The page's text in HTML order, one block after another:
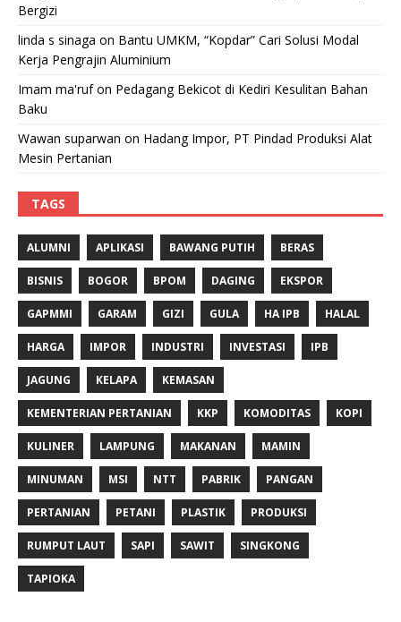
Bergizi
linda s sinaga on Bantu UMKM, “Kopdar” Cari Solusi Modal
Kerja Pengrajin Aluminium
Imam ma'rufon Pedagang Bekicot di Kediri Kesulitan Bahan
Baku
Wawan suparwan on Hadang Impor, PT Pindad Produksi Alat
Mesin Pertanian
TAGS
ALUMNI APLIKASI BAWANG PUTIH BERAS
BISNIS BOGOR BPOM DAGING EKSPOR
GAPMMI GARAM GIZI GULA HA IPB HALAL
HARGA IMPOR INDUSTRI INVESTASI IPB
JAGUNG KELAPA KEMASAN
KEMENTERIAN PERTANIAN KKP KOMODITAS KOPI
KULINER LAMPUNG MAKANAN MAMIN
MINUMAN MSI NTT PABRIK PANGAN
PERTANIAN PETANI PLASTIK PRODUKSI
RUMPUT LAUT SAPI SAWIT SINGKONG
TAPIOKA